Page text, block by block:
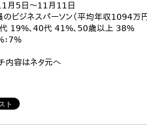
月5日～11月11日
のビジネスパーソン（平均年収1094万
代 19%、40代 41%、50歳以上 38%
：7%
内容はネタ元へ